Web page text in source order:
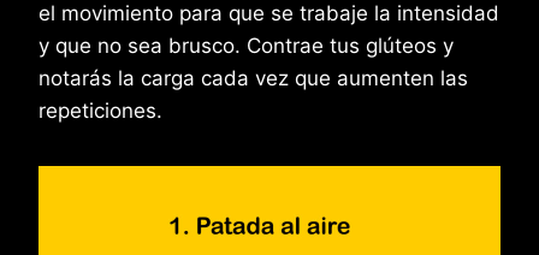
el movimiento para que se trabaje la intensidad
y que no sea brusco. Contrae tus glúteos y
notarás la carga cada vez que aumenten las
repeticiones.